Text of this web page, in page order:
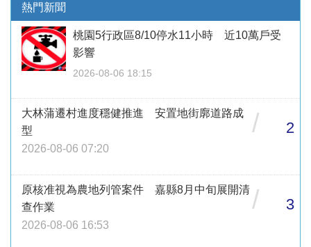
熱門新聞
桃園5行政區8/10停水11小時 近10萬戶受
影響
2026-08-06 18:15
大林蒲遷村進度穩健推進 安置地街廓道路成
型
2026-08-06 07:20
/ 2
原核准視為農地列管案件 嘉縣8月中旬展開清
查作業
2026-08-06 16:53
/ 3